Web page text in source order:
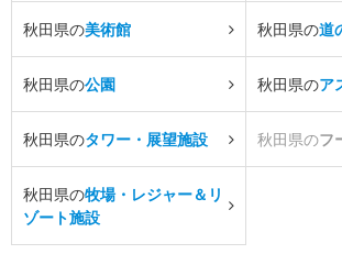
秋田県の美術館 秋田県の道
秋田県の公園 秋田県のア
秋田県のタワー・展望施設 秋田県のフ
秋田県の牧場・レジャー＆リ
ゾート施設